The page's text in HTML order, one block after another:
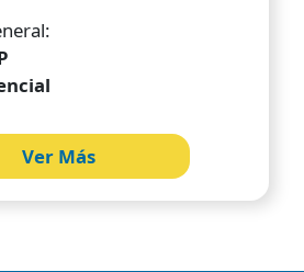
Ver Más